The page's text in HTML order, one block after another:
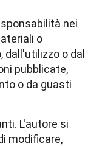
nei
o
o dal
pubblicate,
o da guasti
L'autore si
modificare,